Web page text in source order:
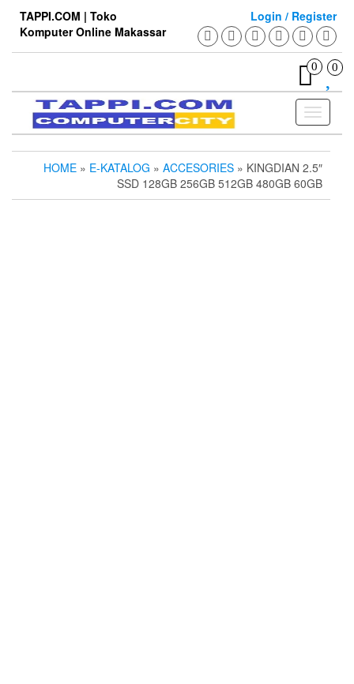
content
TAPPI.COM | Toko
Komputer Online Makassar
Login / Register
0 0
Toggle
HOME » E-KATALOG » ACCESORIES » KINGDIAN 2.5″
SSD 128GB 256GB 512GB 480GB 60GB